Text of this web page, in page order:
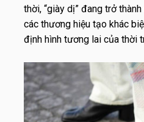
thời, “giày dị” đang trở
các thương hiệu tạo khác
định hình tương lai của thời